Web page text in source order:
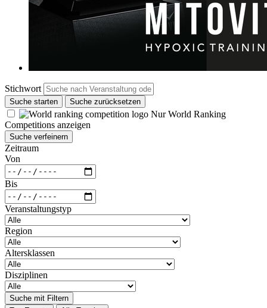
Stichwort
Suche starten Suche zurücksetzen
Nur World Ranking
Competitions anzeigen
Suche verfeinern
Zeitraum
Von
Bis
Veranstaltungstyp
Region
Altersklassen
Disziplinen
Suche mit Filtern